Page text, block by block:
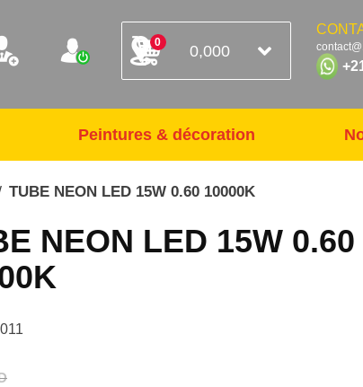
0 0,000
Peintures & décoration
TUBE NEON LED 15W 0.60 10000K
NEON LED 15W 0.60